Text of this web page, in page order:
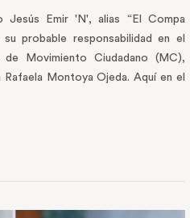
Jesús Emir 'N', alias “El Compa
probable responsabilidad en el
Movimiento Ciudadano (MC),
Montoya Ojeda. Aquí en el